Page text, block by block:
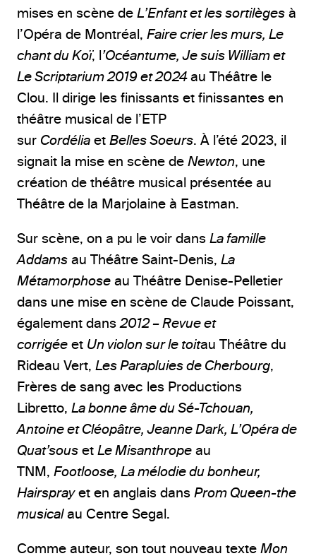
mises en scène de L’Enfant et les sortilèges à
l’Opéra de Montréal, Faire crier les murs, Le
chant du Koï, l’Océantume, Je suis William et
Le Scriptarium 2019 et 2024au Théâtre le
Clou. Il dirige les finissants et finissantes en
théâtre musical de l’ETP
sur Cordélia et Belles Soeurs. À l’été 2023, il
signait la mise en scène de Newton, une
création de théâtre musical présentée au
Théâtre de la Marjolaine à Eastman.
Sur scène, on a pu le voir dans La famille
Addams au Théâtre Saint-Denis, La
Métamorphose au Théâtre Denise-Pelletier
dans une mise en scène de Claude Poissant,
également dans 2012 – Revue et
corrigée et Un violon sur le toitau Théâtre du
Rideau Vert, Les Parapluies de Cherbourg,
Frères de sang avec les Productions
Libretto, La bonne âme du Sé-Tchouan,
Antoine et Cléopâtre, Jeanne Dark, L’Opéra de
Quat’sous et Le Misanthrope au
TNM, Footloose, La mélodie du bonheur,
Hairsprayet en anglais dans Prom Queen-the
musicalau Centre Segal.
Comme auteur, son tout nouveau texte Mon